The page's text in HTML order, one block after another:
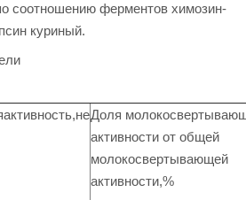
соотношению ферментов химозин-
куриный.
Доля
активности от общей
молокосвертывающей
активности,%